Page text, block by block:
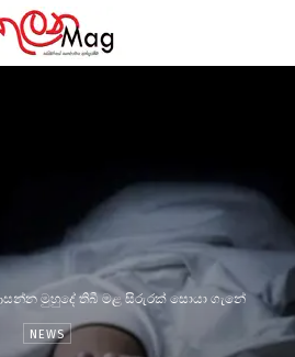
මුහුදේ තිබී මළ සිරුරක් සොයා ගැනේ
NEWS